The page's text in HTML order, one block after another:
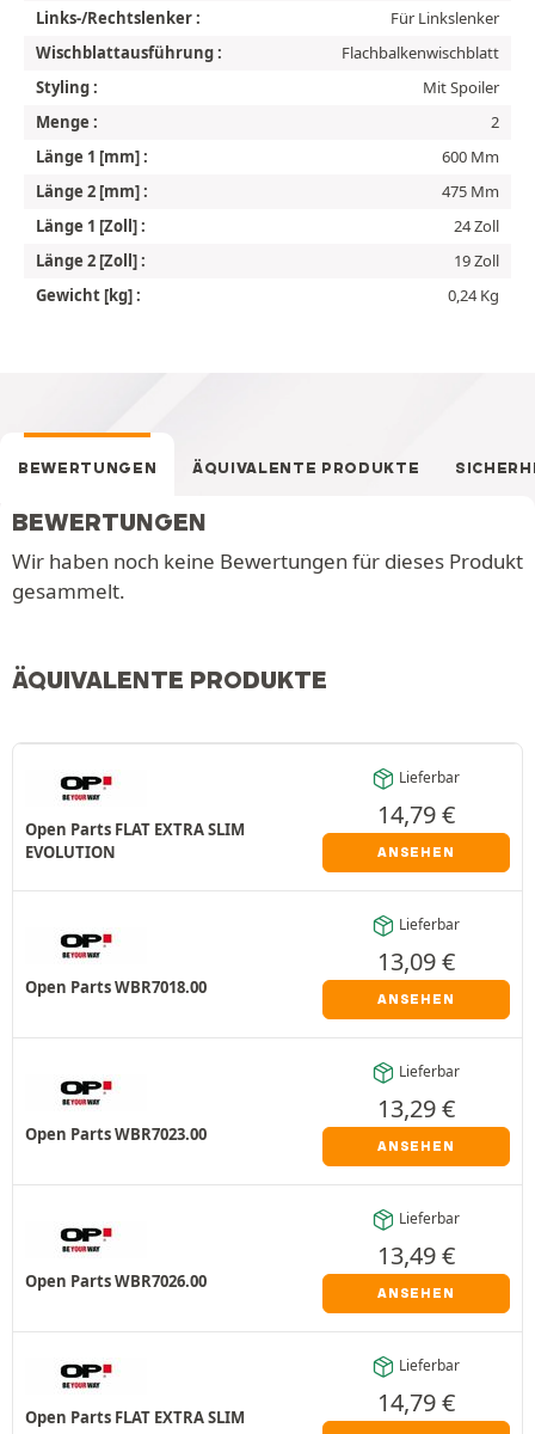
Links-/Rechtslenker :
Für Linkslenker
Wischblattausführung :
Flachbalkenwischblatt
Styling :
Mit Spoiler
Menge :
2
Länge 1 [mm] :
600 Mm
Länge 2 [mm] :
475 Mm
Länge 1 [Zoll] :
24 Zoll
Länge 2 [Zoll] :
19 Zoll
Gewicht [kg] :
0,24 Kg
BEWERTUNGEN ÄQUIVALENTE PRODUKTE
BEWERTUNGEN
Wir haben noch keine Bewertungen für dieses Produkt
gesammelt.
ÄQUIVALENTE PRODUKTE
Open Parts FLAT EXTRA SLIM
EVOLUTION
Lieferbar
14,79€
ANSEHEN
Open Parts WBR7018.00
Lieferbar
13,09€
ANSEHEN
Open Parts WBR7023.00
Lieferbar
13,29€
ANSEHEN
Open Parts WBR7026.00
Lieferbar
13,49€
ANSEHEN
Open Parts FLAT EXTRA SLIM
Lieferbar
14,79€